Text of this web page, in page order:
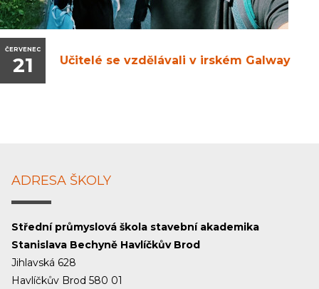
ČERVENEC
21 Učitelé se vzdělávali v irském Galway
ADRESA ŠKOLY
Střední průmyslová škola stavební akademika
Stanislava Bechyně Havlíčkův Brod
Jihlavská 628
Havlíčkův Brod 580 01